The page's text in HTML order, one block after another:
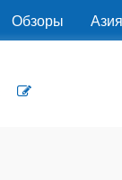
Обзоры Азия